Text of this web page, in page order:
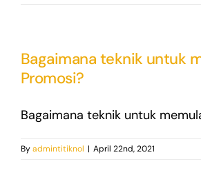
Bagaimana teknik untuk
Promosi?
Bagaimana teknik untuk
Byadmintitiknol | April 22nd, 2021